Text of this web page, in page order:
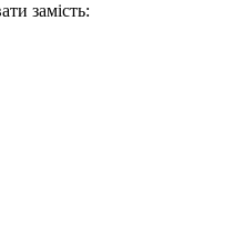
замість: